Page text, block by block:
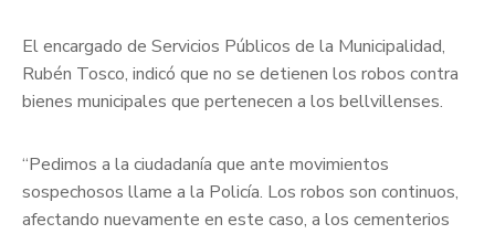
El encargado de Servicios Públicos de la Municipalidad,
Rubén Tosco, indicó que no se detienen los robos contra
bienes municipales que pertenecen a los bellvillenses.
“Pedimos a la ciudadanía que ante movimientos
sospechosos llame a la Policía. Los robos son continuos,
afectando nuevamente en este caso, a los cementerios